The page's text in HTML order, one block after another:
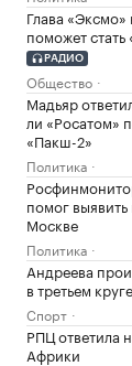
Глава «Эксмо»
поможет
РАДИО
Общество
Мадьяр
ли «Росатом»
«Пакш-2»
Политика
помог
Москве
Политика
Андреева
в третьем
Спорт
РПЦ ответила
Африки